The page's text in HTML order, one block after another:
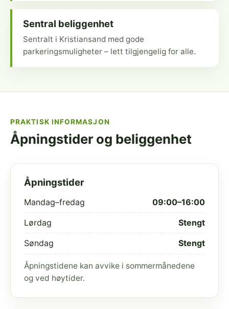
Sentral beliggenhet
Sentralt i Kristiansand med gode
parkeringsmuligheter – lett tilgjengelig for alle.
PRAKTISK INFORMASJON
Åpningstider og beliggenhet
Åpningstider
Mandag–fredag 09:00–16:00
Lørdag Stengt
Søndag Stengt
Åpningstidene kan avvike i sommermånedene
og ved høytider.